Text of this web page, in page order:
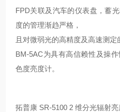
FPD关联及汽车的仪表盘，蓄
度的管理渐趋严格，
且对微弱光的高精度及高速测定
BM-5AC为具有高信赖性及操
色度亮度计。
拓普康 SR-5100 2 维分光辐射